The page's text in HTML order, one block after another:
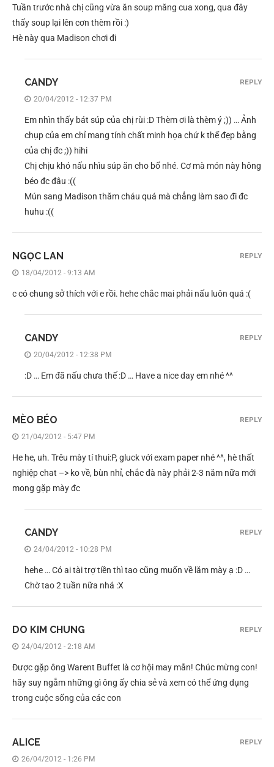
Tuần trước nhà chị cũng vừa ăn soup măng cua xong, qua đây
thấy soup lại lên cơn thèm rồi :)
Hè này qua Madison chơi đi
CANDY
20/04/2012 - 12:37 PM
Em nhìn thấy bát súp của chị rùi :D Thèm ơi là thèm ý ;)) … Ảnh
chụp của em chỉ mang tính chất minh họa chứ k thể đẹp bằng
của chị đc ;)) hihi
Chị chịu khó nấu nhìu súp ăn cho bổ nhé. Cơ mà món này hông
béo đc đâu :((
Mún sang Madison thăm cháu quá mà chẳng làm sao đi đc
huhu :((
REPLY
NGỌC LAN
18/04/2012 - 9:13 AM
c có chung sở thích với e rồi. hehe chắc mai phải nấu luôn quá :(
REPLY
CANDY
20/04/2012 - 12:38 PM
:D … Em đã nấu chưa thế :D … Have a nice day em nhé ^^
REPLY
MÈO BÉO
21/04/2012 - 5:47 PM
He he, uh. Trêu mày tí thui:P, gluck với exam paper nhé ^^, hè thất
nghiệp chat –> ko về, bùn nhỉ, chắc đà này phải 2-3 năm nữa mới
mong gặp mày đc
REPLY
CANDY
24/04/2012 - 10:28 PM
hehe … Có ai tài trợ tiền thì tao cũng muốn về lắm mày ạ :D …
Chờ tao 2 tuần nữa nhá :X
REPLY
DO KIM CHUNG
24/04/2012 - 2:18 AM
Được gặp ông Warent Buffet là cơ hội may mắn! Chúc mừng con!
hãy suy ngẫm những gì ông ấy chia sẻ và xem có thể ứng dụng
trong cuộc sống của các con
REPLY
ALICE
26/04/2012 - 1:26 PM
REPLY